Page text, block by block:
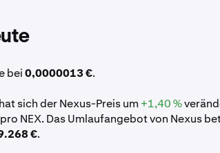
bei0,0000013 €.
sich der Nexus-Preis um +1,40 %
NEX. Das Umlaufangebot von Nexus
€.